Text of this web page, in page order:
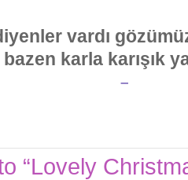
vardı
karla karışık
–
“Lovely